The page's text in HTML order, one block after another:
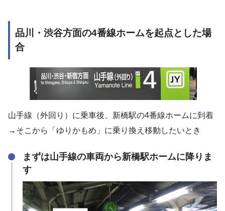
品川・渋谷方面の4番線ホームを起点とした場
合
山手線（外回り）に乗車後、新橋駅の4番線ホームに到着
→そこから「ゆりかもめ」に乗り換え移動したいとき
まずは山手線の車両から新橋駅ホームに降りま
す